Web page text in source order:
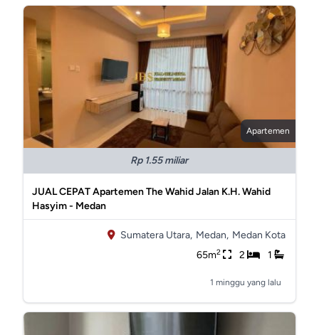
Apartemen
Rp 1.55 miliar
JUAL CEPAT Apartemen The Wahid Jalan K.H. Wahid
Hasyim - Medan
Sumatera Utara, Medan, Medan Kota
65m2 2 1
1 minggu yang lalu